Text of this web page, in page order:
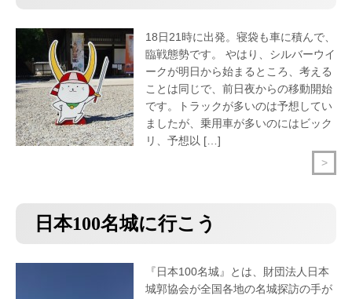
18日21時に出発。寝袋も車に積んで、
臨戦態勢です。 やはり、シルバーウイ
ークが明日から始まるところ、考える
ことは同じで、前日夜からの移動開始
です。トラックが多いのは予想してい
ましたが、乗用車が多いのにはビック
リ、予想以 […]
>
日本100名城に行こう
『日本100名城』とは、財団法人日本
城郭協会が全国各地の名城探訪の手が